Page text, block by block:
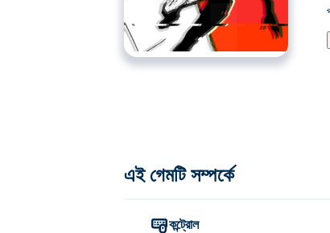
এখানে আপনি Under the Red Sky খেলতে
এই গেমটি সম্পর্কে
কন্ট্রোল